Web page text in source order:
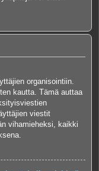
organisointiin.
kautta. Tämä auttaa
viestit
vihamieheksi, kaikki